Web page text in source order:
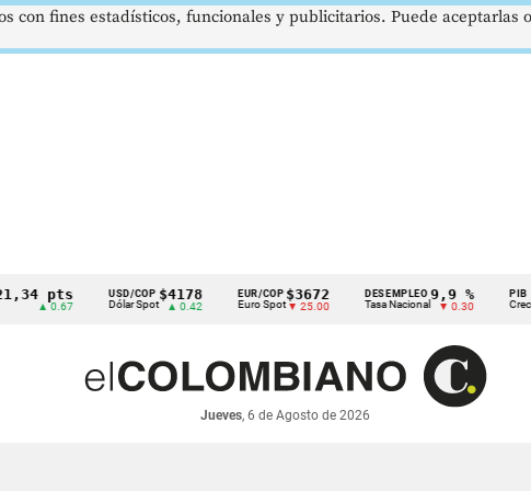
pts
▲ 0.67
USD/COP
Dólar Spot
$4178
▲ 0.42
EUR/COP
Euro Spot
$3672
▼ 25.00
DESEMPLEO
Tasa Nacional
9,9 %
▼ 0.30 Crec.
Jueves, 6 de Agosto de 2026
con fines estadísticos, funcionales y publicitarios. Puede aceptarlas